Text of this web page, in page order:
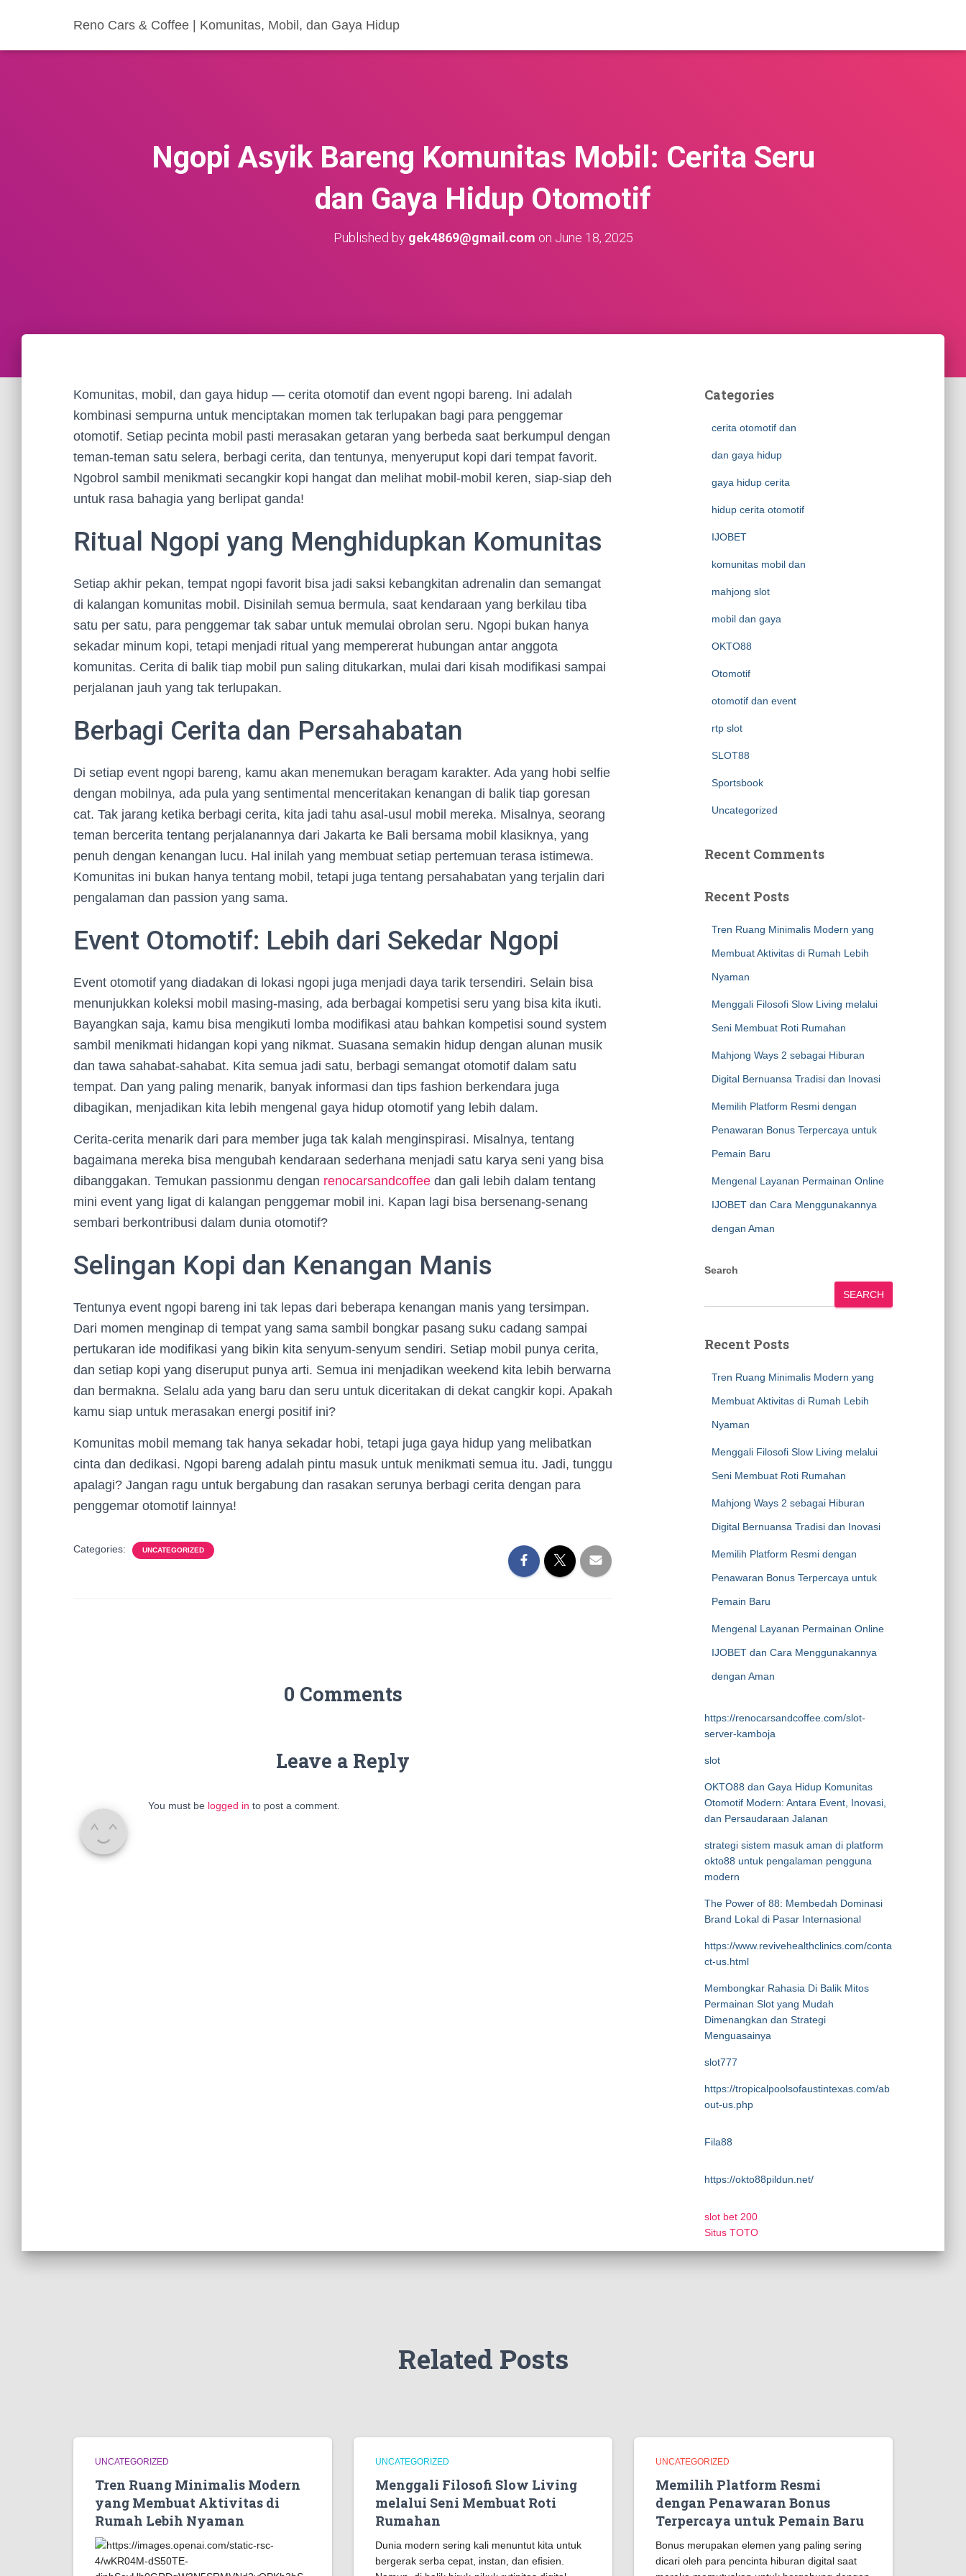
Reno Cars & Coffee | Komunitas, Mobil, dan Gaya Hidup
Ngopi Asyik Bareng Komunitas Mobil: Cerita Seru
dan Gaya Hidup Otomotif
Published by gek4869@gmail.com on June 18, 2025
Komunitas, mobil, dan gaya hidup — cerita otomotif dan event ngopi bareng. Ini adalah
kombinasi sempurna untuk menciptakan momen tak terlupakan bagi para penggemar
otomotif. Setiap pecinta mobil pasti merasakan getaran yang berbeda saat berkumpul dengan
teman-teman satu selera, berbagi cerita, dan tentunya, menyeruput kopi dari tempat favorit.
Ngobrol sambil menikmati secangkir kopi hangat dan melihat mobil-mobil keren, siap-siap deh
untuk rasa bahagia yang berlipat ganda!
Ritual Ngopi yang Menghidupkan Komunitas
Setiap akhir pekan, tempat ngopi favorit bisa jadi saksi kebangkitan adrenalin dan semangat
di kalangan komunitas mobil. Disinilah semua bermula, saat kendaraan yang berkilau tiba
satu per satu, para penggemar tak sabar untuk memulai obrolan seru. Ngopi bukan hanya
sekadar minum kopi, tetapi menjadi ritual yang mempererat hubungan antar anggota
komunitas. Cerita di balik tiap mobil pun saling ditukarkan, mulai dari kisah modifikasi sampai
perjalanan jauh yang tak terlupakan.
Berbagi Cerita dan Persahabatan
Di setiap event ngopi bareng, kamu akan menemukan beragam karakter. Ada yang hobi selfie
dengan mobilnya, ada pula yang sentimental menceritakan kenangan di balik tiap goresan
cat. Tak jarang ketika berbagi cerita, kita jadi tahu asal-usul mobil mereka. Misalnya, seorang
teman bercerita tentang perjalanannya dari Jakarta ke Bali bersama mobil klasiknya, yang
penuh dengan kenangan lucu. Hal inilah yang membuat setiap pertemuan terasa istimewa.
Komunitas ini bukan hanya tentang mobil, tetapi juga tentang persahabatan yang terjalin dari
pengalaman dan passion yang sama.
Event Otomotif: Lebih dari Sekedar Ngopi
Event otomotif yang diadakan di lokasi ngopi juga menjadi daya tarik tersendiri. Selain bisa
menunjukkan koleksi mobil masing-masing, ada berbagai kompetisi seru yang bisa kita ikuti.
Bayangkan saja, kamu bisa mengikuti lomba modifikasi atau bahkan kompetisi sound system
sambil menikmati hidangan kopi yang nikmat. Suasana semakin hidup dengan alunan musik
dan tawa sahabat-sahabat. Kita semua jadi satu, berbagi semangat otomotif dalam satu
tempat. Dan yang paling menarik, banyak informasi dan tips fashion berkendara juga
dibagikan, menjadikan kita lebih mengenal gaya hidup otomotif yang lebih dalam.
Cerita-cerita menarik dari para member juga tak kalah menginspirasi. Misalnya, tentang
bagaimana mereka bisa mengubah kendaraan sederhana menjadi satu karya seni yang bisa
dibanggakan. Temukan passionmu dengan renocarsandcoffee dan gali lebih dalam tentang
mini event yang ligat di kalangan penggemar mobil ini. Kapan lagi bisa bersenang-senang
sembari berkontribusi dalam dunia otomotif?
Selingan Kopi dan Kenangan Manis
Tentunya event ngopi bareng ini tak lepas dari beberapa kenangan manis yang tersimpan.
Dari momen menginap di tempat yang sama sambil bongkar pasang suku cadang sampai
pertukaran ide modifikasi yang bikin kita senyum-senyum sendiri. Setiap mobil punya cerita,
dan setiap kopi yang diseruput punya arti. Semua ini menjadikan weekend kita lebih berwarna
dan bermakna. Selalu ada yang baru dan seru untuk diceritakan di dekat cangkir kopi. Apakah
kamu siap untuk merasakan energi positif ini?
Komunitas mobil memang tak hanya sekadar hobi, tetapi juga gaya hidup yang melibatkan
cinta dan dedikasi. Ngopi bareng adalah pintu masuk untuk menikmati semua itu. Jadi, tunggu
apalagi? Jangan ragu untuk bergabung dan rasakan serunya berbagi cerita dengan para
penggemar otomotif lainnya!
Categories: UNCATEGORIZED
0 Comments
Leave a Reply
You must be logged in to post a comment.
Categories
cerita otomotif dan
dan gaya hidup
gaya hidup cerita
hidup cerita otomotif
IJOBET
komunitas mobil dan
mahjong slot
mobil dan gaya
OKTO88
Otomotif
otomotif dan event
rtp slot
SLOT88
Sportsbook
Uncategorized
Recent Comments
Recent Posts
Tren Ruang Minimalis Modern yang
Membuat Aktivitas di Rumah Lebih
Nyaman
Menggali Filosofi Slow Living melalui
Seni Membuat Roti Rumahan
Mahjong Ways 2 sebagai Hiburan
Digital Bernuansa Tradisi dan Inovasi
Memilih Platform Resmi dengan
Penawaran Bonus Terpercaya untuk
Pemain Baru
Mengenal Layanan Permainan Online
IJOBET dan Cara Menggunakannya
dengan Aman
Search
SEARCH
Recent Posts
Tren Ruang Minimalis Modern yang
Membuat Aktivitas di Rumah Lebih
Nyaman
Menggali Filosofi Slow Living melalui
Seni Membuat Roti Rumahan
Mahjong Ways 2 sebagai Hiburan
Digital Bernuansa Tradisi dan Inovasi
Memilih Platform Resmi dengan
Penawaran Bonus Terpercaya untuk
Pemain Baru
Mengenal Layanan Permainan Online
IJOBET dan Cara Menggunakannya
dengan Aman
https://renocarsandcoffee.com/slot-
server-kamboja
slot
OKTO88 dan Gaya Hidup Komunitas
Otomotif Modern: Antara Event, Inovasi,
dan Persaudaraan Jalanan
strategi sistem masuk aman di platform
okto88 untuk pengalaman pengguna
modern
The Power of 88: Membedah Dominasi
Brand Lokal di Pasar Internasional
https://www.revivehealthclinics.com/conta
ct-us.html
Membongkar Rahasia Di Balik Mitos
Permainan Slot yang Mudah
Dimenangkan dan Strategi
Menguasainya
slot777
https://tropicalpoolsofaustintexas.com/ab
out-us.php
Fila88
https://okto88pildun.net/
slot bet 200
Situs TOTO
Related Posts
UNCATEGORIZED
Tren Ruang Minimalis Modern
yang Membuat Aktivitas di
Rumah Lebih Nyaman
UNCATEGORIZED
Menggali Filosofi Slow Living
melalui Seni Membuat Roti
Rumahan
Dunia modern sering kali menuntut kita untuk
bergerak serba cepat, instan, dan efisien.
UNCATEGORIZED
Memilih Platform Resmi
dengan Penawaran Bonus
Terpercaya untuk Pemain Baru
Bonus merupakan elemen yang paling sering
dicari oleh para pencinta hiburan digital saat